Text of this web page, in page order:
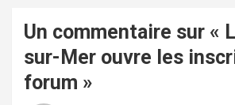
Un commentaire sur «
sur-Mer ouvre les
forum »